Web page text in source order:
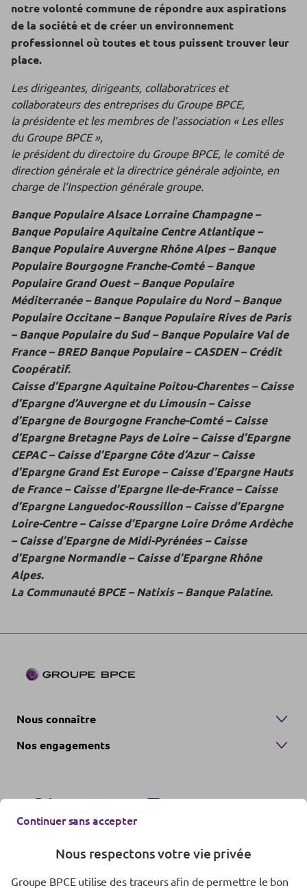
notre volonté commune de répondre aux aspirations
de la société et de créer un environnement
professionnel où toutes et tous puissent trouver leur
place.
Les dirigeantes, dirigeants, collaboratrices et
collaborateurs des entreprises du Groupe BPCE,
la présidente et les membres de l’association « Les elles
du Groupe BPCE »,
le président du directoire du Groupe BPCE, le comité de
direction générale et la directrice générale adjointe, en
charge de l’Inspection générale groupe.
Banque Populaire Alsace Lorraine Champagne –
Banque Populaire Aquitaine Centre Atlantique –
Banque Populaire Auvergne Rhône Alpes – Banque
Populaire Bourgogne Franche-Comté – Banque
Populaire Grand Ouest – Banque Populaire
Méditerranée – Banque Populaire du Nord – Banque
Populaire Occitane – Banque Populaire Rives de Paris
– Banque Populaire du Sud – Banque Populaire Val de
France – BRED Banque Populaire – CASDEN – Crédit
Coopératif.
Caisse d’Epargne Aquitaine Poitou-Charentes – Caisse
d’Epargne d’Auvergne et du Limousin – Caisse
d’Epargne de Bourgogne Franche-Comté – Caisse
d’Epargne Bretagne Pays de Loire – Caisse d’Epargne
CEPAC – Caisse d’Epargne Côte d’Azur – Caisse
d’Epargne Grand Est Europe – Caisse d’Epargne Hauts
de France – Caisse d’Epargne Ile-de-France – Caisse
d’Epargne Languedoc-Roussillon – Caisse d’Epargne
Loire-Centre – Caisse d’Epargne Loire Drôme Ardèche
– Caisse d’Epargne de Midi-Pyrénées – Caisse
d’Epargne Normandie – Caisse d’Epargne Rhône
Alpes.
La Communauté BPCE – Natixis – Banque Palatine.
Nous connaître
Nos engagements
Continuer sans accepter
Nous respectons votre vie privée
Groupe BPCE utilise des traceurs afin de permettre le bon